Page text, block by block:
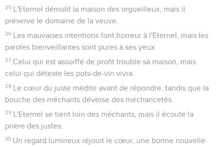
25 L'Eternel démolit la maison des orgueilleux, mais il
préserve le domaine de la veuve.
26 Les mauvaises intentions font horreur à l'Eternel, mais les
paroles bienveillantes sont pures à ses yeux.
27 Celui qui est assoiffé de profit trouble sa maison, mais
celui qui déteste les pots-de-vin vivra.
28 Le cœur du juste médite avant de répondre, tandis que la
bouche des méchants déverse des méchancetés.
29 L'Eternel se tient loin des méchants, mais il écoute la
prière des justes.
30 Un regard lumineux réjouit le cœur, une bonne nouvelle